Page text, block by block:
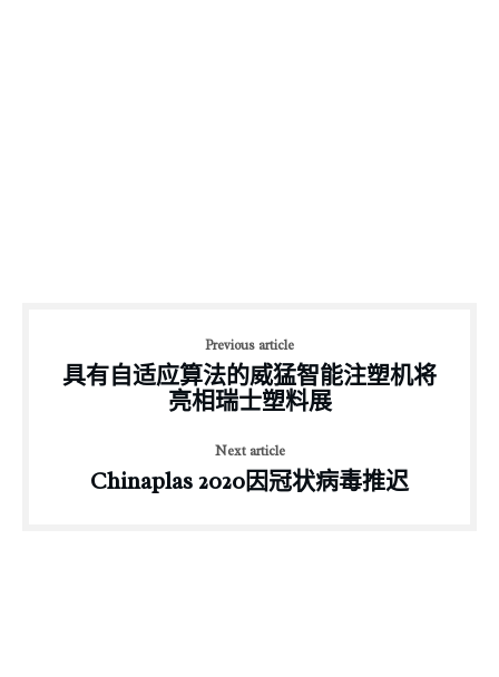
Previous article
具有自适应算法的威猛智能注塑机将
亮相瑞士塑料展
Next article
Chinaplas 2020因冠状病毒推迟